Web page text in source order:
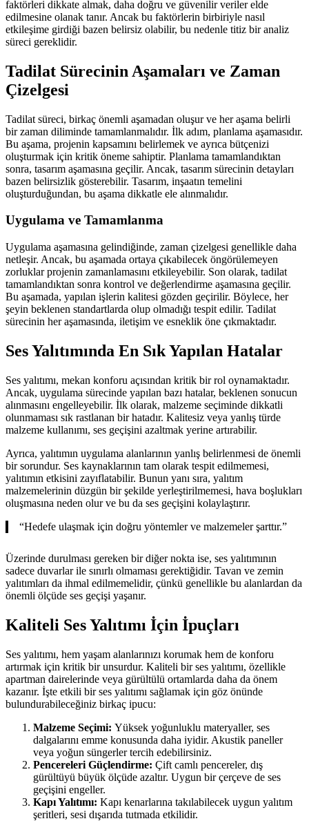
faktörleri dikkate almak, daha doğru ve güvenilir veriler elde
edilmesine olanak tanır. Ancak bu faktörlerin birbiriyle nasıl
etkileşime girdiği bazen belirsiz olabilir, bu nedenle titiz bir analiz
süreci gereklidir.
Tadilat Sürecinin Aşamaları ve Zaman
Çizelgesi
Tadilat süreci, birkaç önemli aşamadan oluşur ve her aşama belirli
bir zaman diliminde tamamlanmalıdır. İlk adım, planlama aşamasıdır.
Bu aşama, projenin kapsamını belirlemek ve ayrıca bütçenizi
oluşturmak için kritik öneme sahiptir. Planlama tamamlandıktan
sonra, tasarım aşamasına geçilir. Ancak, tasarım sürecinin detayları
bazen belirsizlik gösterebilir. Tasarım, inşaatın temelini
oluşturduğundan, bu aşama dikkatle ele alınmalıdır.
Uygulama ve Tamamlanma
Uygulama aşamasına gelindiğinde, zaman çizelgesi genellikle daha
netleşir. Ancak, bu aşamada ortaya çıkabilecek öngörülemeyen
zorluklar projenin zamanlamasını etkileyebilir. Son olarak, tadilat
tamamlandıktan sonra kontrol ve değerlendirme aşamasına geçilir.
Bu aşamada, yapılan işlerin kalitesi gözden geçirilir. Böylece, her
şeyin beklenen standartlarda olup olmadığı tespit edilir. Tadilat
sürecinin her aşamasında, iletişim ve esneklik öne çıkmaktadır.
Ses Yalıtımında En Sık Yapılan Hatalar
Ses yalıtımı, mekan konforu açısından kritik bir rol oynamaktadır.
Ancak, uygulama sürecinde yapılan bazı hatalar, beklenen sonucun
alınmasını engelleyebilir. İlk olarak, malzeme seçiminde dikkatli
olunmaması sık rastlanan bir hatadır. Kalitesiz veya yanlış türde
malzeme kullanımı, ses geçişini azaltmak yerine artırabilir.
Ayrıca, yalıtımın uygulama alanlarının yanlış belirlenmesi de önemli
bir sorundur. Ses kaynaklarının tam olarak tespit edilmemesi,
yalıtımın etkisini zayıflatabilir. Bunun yanı sıra, yalıtım
malzemelerinin düzgün bir şekilde yerleştirilmemesi, hava boşlukları
oluşmasına neden olur ve bu da ses geçişini kolaylaştırır.
“Hedefe ulaşmak için doğru yöntemler ve malzemeler şarttır.”
Üzerinde durulması gereken bir diğer nokta ise, ses yalıtımının
sadece duvarlar ile sınırlı olmaması gerektiğidir. Tavan ve zemin
yalıtımları da ihmal edilmemelidir, çünkü genellikle bu alanlardan da
önemli ölçüde ses geçişi yaşanır.
Kaliteli Ses Yalıtımı İçin İpuçları
Ses yalıtımı, hem yaşam alanlarınızı korumak hem de konforu
artırmak için kritik bir unsurdur. Kaliteli bir ses yalıtımı, özellikle
apartman dairelerinde veya gürültülü ortamlarda daha da önem
kazanır. İşte etkili bir ses yalıtımı sağlamak için göz önünde
bulundurabileceğiniz birkaç ipucu:
Malzeme Seçimi: Yüksek yoğunluklu materyaller, ses
dalgalarını emme konusunda daha iyidir. Akustik paneller
veya yoğun süngerler tercih edebilirsiniz.
Pencereleri Güçlendirme: Çift camlı pencereler, dış
gürültüyü büyük ölçüde azaltır. Uygun bir çerçeve de ses
geçişini engeller.
Kapı Yalıtımı: Kapı kenarlarına takılabilecek uygun yalıtım
şeritleri, sesi dışarıda tutmada etkilidir.